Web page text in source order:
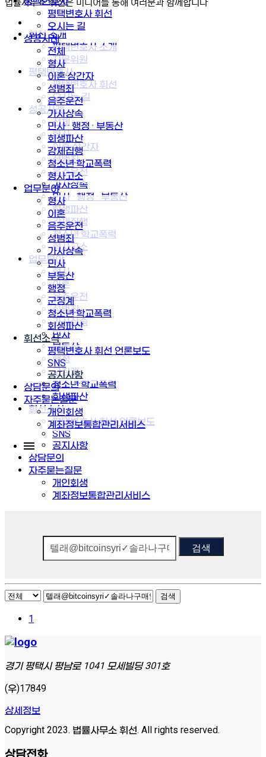
평택변호사 휘선
오시는 길
성공사례
전체
형사
이혼·상간자
성범죄
음주운전
가사상속
민사 · 행정 · 부동산
회생파산
강제집행
청소년·학교폭력
형사고소
업무분야
형사
이혼
음주운전
성범죄
가사상속
민사
부동산
행정
군징계
청소년·학교폭력
회생파산
휘선소식
평택변호사 휘선 언론보도
SNS
공지사항
상담문의
자주묻는질문
개인회생
계좌정보통합관리서비스
법률사무소 휘선은 미디어를 통해 여러분과 함께합니다
휘선 소개
평택변호사 소개
자문위원
평택변호사
평택변호사 휘선
오시는 길
성공사례
전체
형사
이혼·상간자
성범죄
음주운전
가사상속
민사 · 행정 · 부동산
회생파산
강제집행
청소년·학교폭력
형사고소
업무분야
형사
이혼
음주운전
성범죄
가사상속
민사
부동산
행정
군징계
청소년·학교폭력
회생파산
휘선소식
평택변호사 휘선 언론보도
SNS
공지사항
상담문의
자주묻는질문
개인회생
계좌정보통합관리서비스
검색
검색
1
경기 평택시 평남로 1041 모세빌딩 301호
(우)17849
상세정보
Copyright 2023. 법률사무소 휘선. All rights reserved.
상담전화